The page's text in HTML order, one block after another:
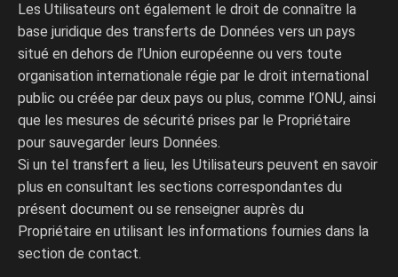
Les Utilisateurs ont également le droit de connaître la
base juridique des transferts de Données vers un pays
situé en dehors de l’Union européenne ou vers toute
organisation internationale régie par le droit international
public ou créée par deux pays ou plus, comme l’ONU, ainsi
que les mesures de sécurité prises par le Propriétaire
pour sauvegarder leurs Données.
Si un tel transfert a lieu, les Utilisateurs peuvent en savoir
plus en consultant les sections correspondantes du
présent document ou se renseigner auprès du
Propriétaire en utilisant les informations fournies dans la
section de contact.